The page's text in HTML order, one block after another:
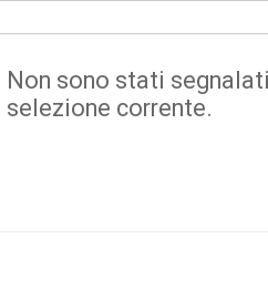
Non sono stati
selezione corrente.